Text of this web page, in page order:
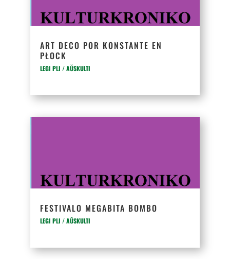
ART DECO POR KONSTANTE EN
PŁOCK
LEGI PLI / AŬSKULTI
FESTIVALO MEGABITA BOMBO
LEGI PLI / AŬSKULTI